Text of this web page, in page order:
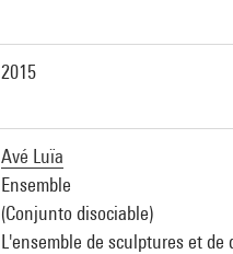
2015
Avé Luïa
Ensemble
(Conjunto disociable)
L'ensemble de sculptures et de